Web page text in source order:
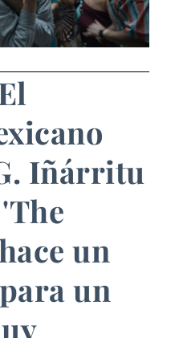
Iñárritu
un
un